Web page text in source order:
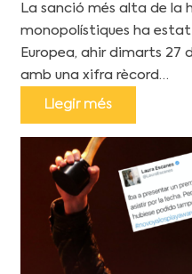
La sanció més alta de la
monopolístiques ha estat
Europea, ahir dimarts 27
amb una xifra rècord…
Llegir més